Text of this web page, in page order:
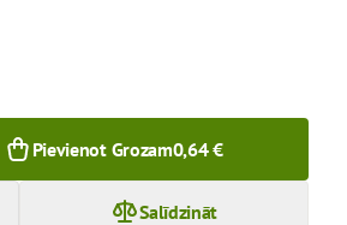
Pievienot Grozam0,64 €
Salīdzināt